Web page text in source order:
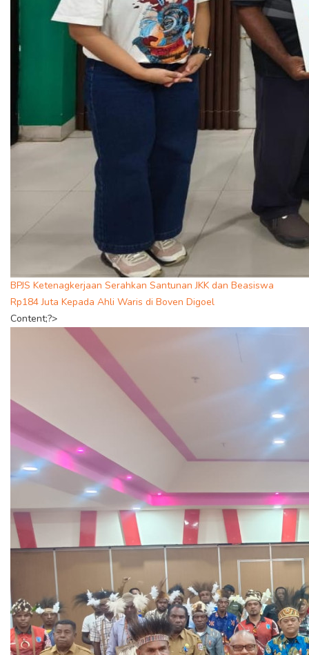
BPJS Ketenagkerjaan Serahkan Santunan JKK dan Beasiswa
Rp184 Juta Kepada Ahli Waris di Boven Digoel
Content;?>